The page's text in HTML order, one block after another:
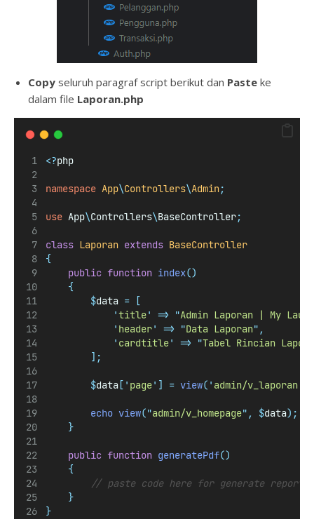
Copy seluruh paragraf script berikut dan Paste ke
dalam file Laporan.php
<?php
namespace App\Controllers\Admin;
use App\Controllers\BaseController;
class Laporan extends BaseController
{
public function index()
{
$data =
[
'title' => "Admin Laporan | My
' header' => "Data Laporan" ,
' cardtitle' => "Tabel Rincian
];
$data[ ' page' ] = view( ' admin/v_laporan'
echo view("admin/v_homepage" , $data);
}
public function generatePdf()
{
// paste code here for generate report
}
}